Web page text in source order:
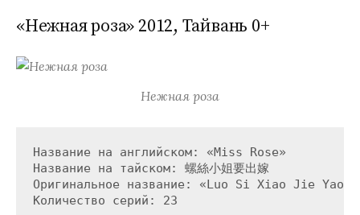
«Нежная роза» 2012, Тайвань 0+
Нежная роза
Название на английском: «Miss Rose»
Название на тайском: 螺絲小姐要出嫁
Оригинальное название: «Luo Si Xiao Jie Yao